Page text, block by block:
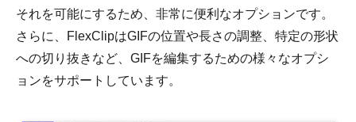
それを可能にするため、非常に便利なオプションです。
さらに、FlexClipはGIFの位置や長さの調整、特定の形状
への切り抜きなど、GIFを編集するための様々なオプシ
ョンをサポートしています。